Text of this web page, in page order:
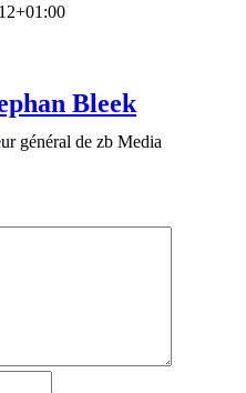
Bleek
général de zb Media